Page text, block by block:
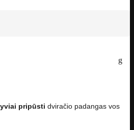
pripūsti dviračio padangas vos